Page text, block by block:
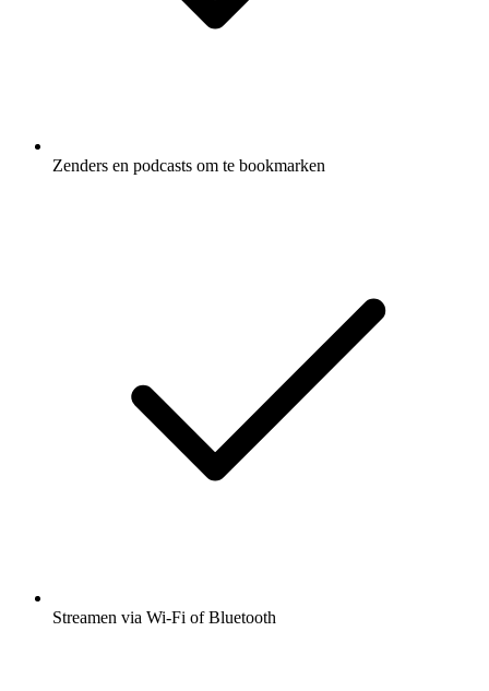
Zenders en podcasts om te bookmarken
Streamen via Wi-Fi of Bluetooth